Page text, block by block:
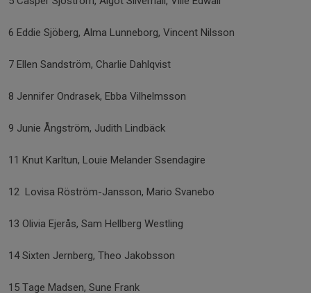
6 Eddie Sjöberg, Alma Lunneborg, Vincent Nilsson
7 Ellen Sandström, Charlie Dahlqvist
8 Jennifer Ondrasek, Ebba Vilhelmsson
9 Junie Ångström, Judith Lindbäck
11 Knut Karltun, Louie Melander Ssendagire
12 Lovisa Röström-Jansson, Mario Svanebo
13 Olivia Ejerås, Sam Hellberg Westling
14 Sixten Jernberg, Theo Jakobsson
15 Tage Madsen, Sune Frank